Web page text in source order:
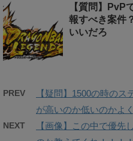
【質問】PvP
報すべき案件
いいだろ
PREV
【疑問】1500の時の
が高いのか低いのかよ
NEXT
【画像】この中で優先